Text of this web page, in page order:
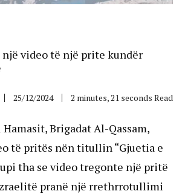
video të një prite kundër
25/12/2024 2 minutes, 21 seconds Read
Brigadat Al-Qassam,
të pritës nën titullin “Gjuetia e
tha se video tregonte një pritë
pranë një rrethrrotullimi